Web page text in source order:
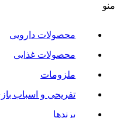
منو
محصولات دارویی
محصولات غذایی
ملزومات
تفریحی و اسباب
برندها